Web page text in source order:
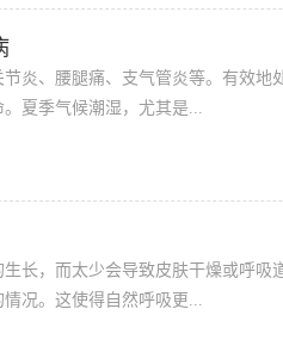
炎、腰腿痛、支气管炎等。有效地
夏季气候潮湿，尤其是...
长，而太少会导致皮肤干燥或呼吸
况。这使得自然呼吸更...